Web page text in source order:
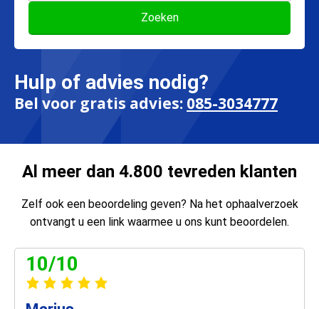
Hulp of advies nodig?
Bel voor gratis advies: 085-3034777
Al meer dan 4.800 tevreden klanten
Zelf ook een beoordeling geven? Na het ophaalverzoek
ontvangt u een link waarmee u ons kunt beoordelen.
10/10